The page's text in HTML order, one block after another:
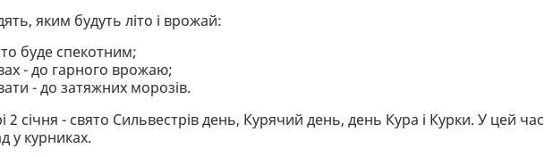
яким будуть літо і врожай:
буде спекотним;
- до гарного врожаю;
- до затяжних морозів.
січня - свято Сильвестрів день, Курячий день, день Кура і Курки. У цей час
у курниках.